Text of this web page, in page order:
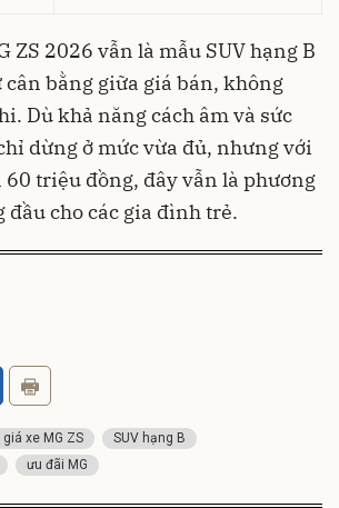
ZS 2026 vẫn là mẫu SUV hạng B
cân bằng giữa giá bán, không
Dù khả năng cách âm và sức
dừng ở mức vừa đủ, nhưng với
60 triệu đồng, đây vẫn là phương
đầu cho các gia đình trẻ.
giá xe MG ZS
SUV hạng B
ưu đãi MG